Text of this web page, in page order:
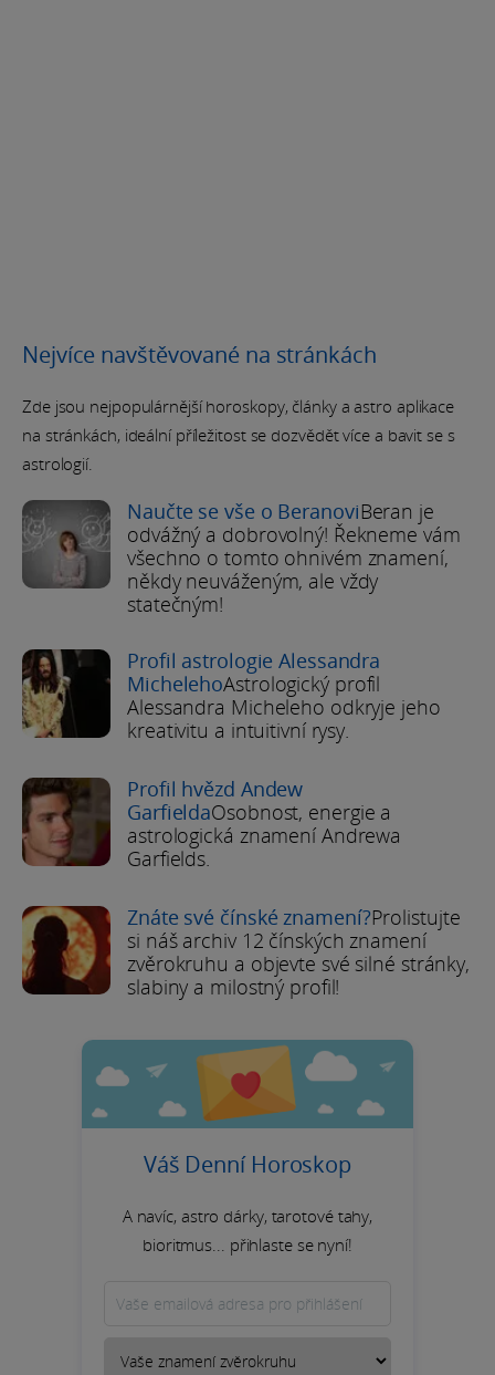
Nejvíce navštěvované na stránkách
Zde jsou nejpopulárnější horoskopy, články a astro aplikace
na stránkách, ideální příležitost se dozvědět více a bavit se s
astrologií.
Naučte se vše o BeranoviBeran je
odvážný a dobrovolný! Řekneme vám
všechno o tomto ohnivém znamení,
někdy neuváženým, ale vždy
statečným!
Profil astrologie Alessandra
MichelehoAstrologický profil
Alessandra Micheleho odkryje jeho
kreativitu a intuitivní rysy.
Profil hvězd Andew
GarfieldaOsobnost, energie a
astrologická znamení Andrewa
Garfields.
Znáte své čínské znamení?Prolistujte
si náš archiv 12 čínských znamení
zvěrokruhu a objevte své silné stránky,
slabiny a milostný profil!
Váš Denní Horoskop
A navíc, astro dárky, tarotové tahy,
bioritmus... přihlaste se nyní!